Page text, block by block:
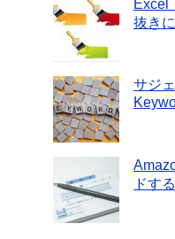
Excel
抜き
サジ
ドす